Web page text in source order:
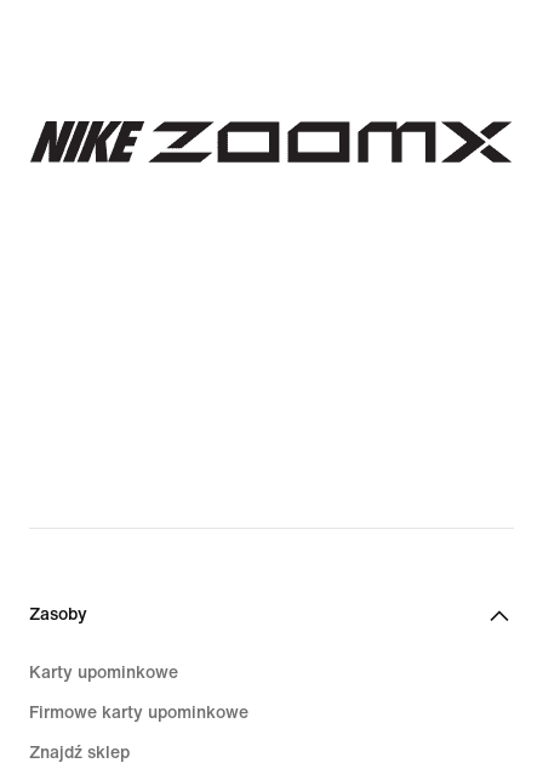
Zasoby
Karty upominkowe
Firmowe karty upominkowe
Znajdź sklep